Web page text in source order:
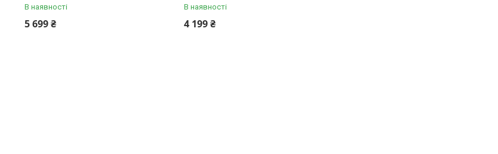
В наявності
5 699 ₴
В наявності
4 199 ₴